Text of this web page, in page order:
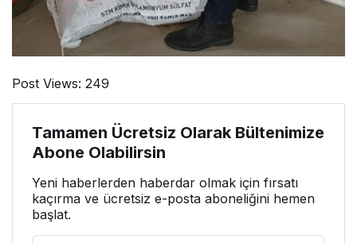
Post Views: 249
Tamamen Ücretsiz Olarak Bültenimize
Abone Olabilirsin
Yeni haberlerden haberdar olmak için fırsatı
kaçırma ve ücretsiz e-posta aboneliğini hemen
başlat.